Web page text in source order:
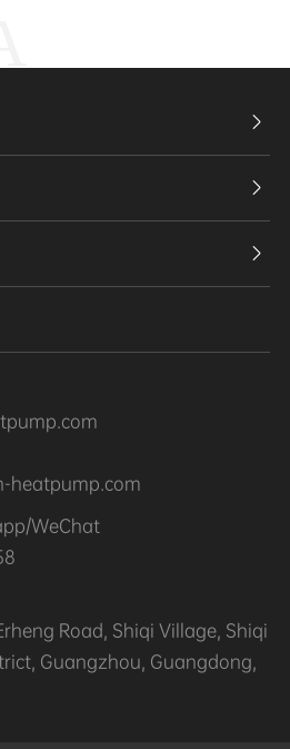



heatpump.com
WeChat
Road, Shiqi Village, Shiqi
Guangzhou, Guangdong,